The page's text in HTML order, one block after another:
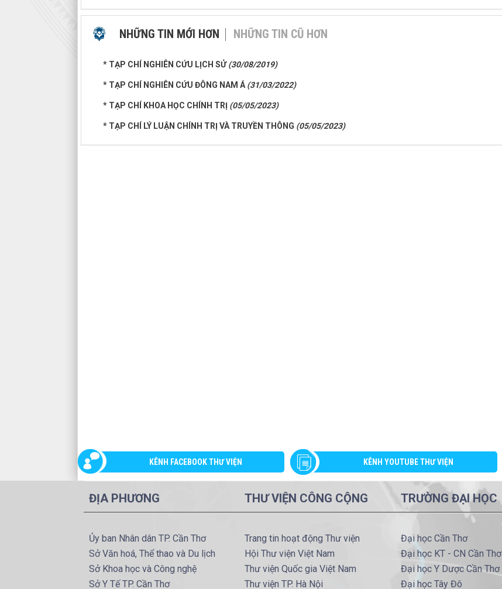
NHỮNG TIN MỚI HƠN NHỮNG TIN CŨ HƠN
* TẠP CHÍ NGHIÊN CỨU LỊCH SỬ(30/08/2019)
* TẠP CHÍ NGHIÊN CỨU ĐÔNG NAM Á (31/03/2022)
* TẠP CHÍ KHOA HỌC CHÍNH TRỊ (05/05/2023)
* TẠP CHÍ LÝ LUẬN CHÍNH TRỊ VÀ TRUYỀN THÔNG (05/05/2023)
KÊNH FACEBOOK THƯ VIỆN KÊNH YOUTUBE THƯ VIỆN
ĐỊA PHƯƠNG
Ủy ban Nhân dân TP. Cần Thơ
Sở Văn hoá, Thể thao và Du lịch
Sở Khoa học và Công nghệ
Sở Y Tế TP. Cần Thơ
THƯ VIỆN CÔNG CỘNG
Trang tin hoạt động Thư viện
Hội Thư viện Việt Nam
Thư viện Quốc gia Việt Nam
Thư viện TP. Hà Nội
TRƯỜNG ĐẠI HỌC
Đại học Cần Thơ
Đại học KT - CN Cần Thơ
Đại học Y Dược Cần Thơ
Đại học Tây Đô